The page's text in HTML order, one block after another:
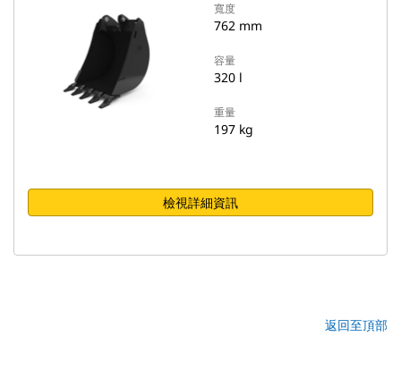
寬度
762 mm
容量
320 l
重量
197 kg
檢視詳細資訊
返回至頂部